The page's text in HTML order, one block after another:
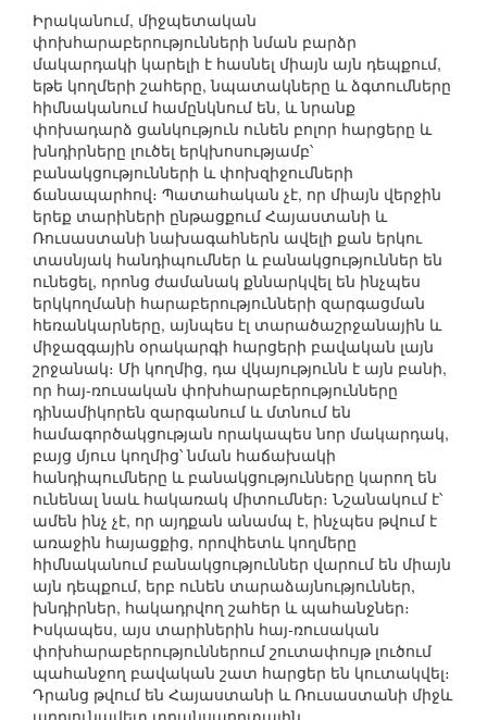
Իրականում, միջպետական
փոխհարաբերությունների նման բարձր
մակարդակի կարելի է հասնել միայն այն դեպքում,
եթե կողմերի շահերը, նպատակները և ձգտումները
հիմնականում համընկնում են, և նրանք
փոխադարձ ցանկություն ունեն բոլոր հարցերը և
խնդիրները լուծել երկխոսությամբ՝
բանակցությունների և փոխզիջումների
ճանապարհով։ Պատահական չէ, որ միայն վերջին
երեք տարիների ընթացքում Հայաստանի և
Ռուսաստանի նախագահներն ավելի քան երկու
տասնյակ հանդիպումներ և բանակցություններ են
ունեցել, որոնց ժամանակ քննարկվել են ինչպես
երկկողմանի հարաբերությունների զարգացման
հեռանկարները, այնպես էլ տարածաշրջանային և
միջազգային օրակարգի հարցերի բավական լայն
շրջանակ։ Մի կողմից, դա վկայությունն է այն բանի,
որ հայ-ռուսական փոխհարաբերությունները
դինամիկորեն զարգանում և մտնում են
համագործակցության որակապես նոր մակարդակ,
բայց մյուս կողմից՝ նման հաճախակի
հանդիպումները և բանակցությունները կարող են
ունենալ նաև հակառակ միտումներ։ Նշանակում է՝
ամեն ինչ չէ, որ այդքան անամպ է, ինչպես թվում է
առաջին հայացքից, որովհետև կողմերը
հիմնականում բանակցություններ վարում են միայն
այն դեպքում, երբ ունեն տարաձայնություններ,
խնդիրներ, հակադրվող շահեր և պահանջներ։
Իսկապես, այս տարիներին հայ-ռուսական
փոխհարաբերություններում շուտափույթ լուծում
պահանջող բավական շատ հարցեր են կուտակվել։
Դրանց թվում են Հայաստանի և Ռուսաստանի միջև